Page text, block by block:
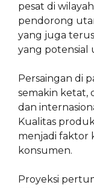
pesat di
pendorong
yang juga
yang potensial
Persaingan di
semakin ketat,
dan
Kualitas
menjadi faktor
konsumen.
Proyeksi